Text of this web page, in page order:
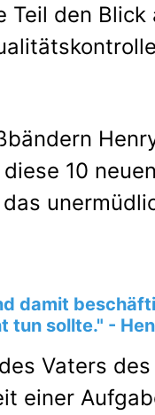
Teil den
10
damit
tun sollte." -
Vaters
einer